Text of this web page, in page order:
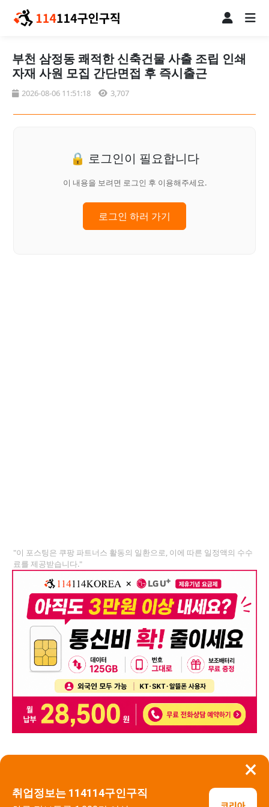
×
취업정보는 114114구인구직
부천 삼정동 쾌적한 신축건물 사출 조립 인쇄
자재 사원 모집 간단면접 후 즉시출근
2026-08-06 11:51:18 3,707
🔒 로그인이 필요합니다
이 내용을 보려면 로그인 후 이용해주세요.
로그인 하러 가기
"이 포스팅은 쿠팡 파트너스 활동의 일환으로, 이에 따른 일정액의 수수
료를 제공받습니다."